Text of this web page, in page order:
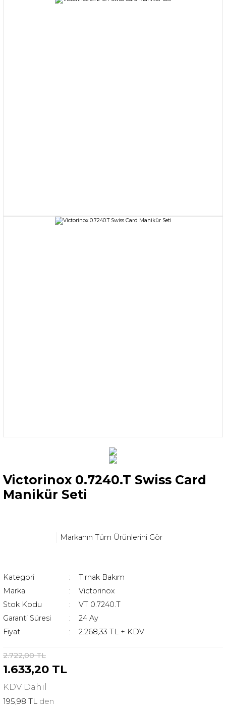
Victorinox 0.7240.T Swiss Card
Manikür Seti
Markanın Tüm Ürünlerini Gör
Kategori
Tırnak Bakım
Marka
Victorinox
Stok Kodu
VT 0.7240.T
Garanti Süresi
24 Ay
Fiyat
2.268,33 TL + KDV
2.722,00 TL
1.633,20 TL
KDV Dahil
195,98 TL den